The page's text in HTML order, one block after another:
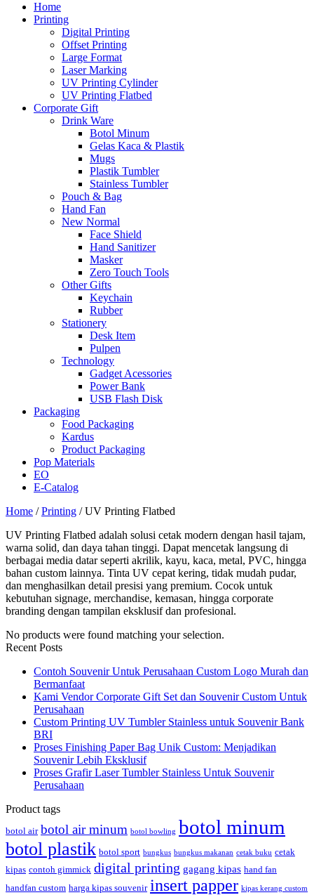
Home
Printing
Digital Printing
Offset Printing
Large Format
Laser Marking
UV Printing Cylinder
UV Printing Flatbed
Corporate Gift
Drink Ware
Botol Minum
Gelas Kaca & Plastik
Mugs
Plastik Tumbler
Stainless Tumbler
Pouch & Bag
Hand Fan
New Normal
Face Shield
Hand Sanitizer
Masker
Zero Touch Tools
Other Gifts
Keychain
Rubber
Stationery
Desk Item
Pulpen
Technology
Gadget Acessories
Power Bank
USB Flash Disk
Packaging
Food Packaging
Kardus
Product Packaging
Pop Materials
EO
E-Catalog
Home /Printing / UV Printing Flatbed
UV Printing Flatbed adalah solusi cetak modern dengan hasil tajam,
warna solid, dan daya tahan tinggi. Dapat mencetak langsung di
berbagai media datar seperti akrilik, kayu, kaca, metal, PVC, hingga
bahan custom lainnya. Tinta UV cepat kering, tidak mudah pudar,
dan menghasilkan detail presisi yang premium. Cocok untuk
kebutuhan signage, merchandise, kemasan, hingga corporate
branding dengan tampilan eksklusif dan profesional.
No products were found matching your selection.
Recent Posts
Contoh Souvenir Untuk Perusahaan Custom Logo Murah dan
Bermanfaat
Kami Vendor Corporate Gift Set dan Souvenir Custom Untuk
Perusahaan
Custom Printing UV Tumbler Stainless untuk Souvenir Bank
BRI
Proses Finishing Paper Bag Unik Custom: Menjadikan
Souvenir Lebih Eksklusif
Proses Grafir Laser Tumbler Stainless Untuk Souvenir
Perusahaan
Product tags
botol air botol air minum botol bowling botol minum
botol plastik botol sport bungkus bungkus makanan cetak buku cetak
kipas contoh gimmick digital printing gagang kipas hand fan
handfan custom harga kipas souvenir insert papper kipas kerang custom